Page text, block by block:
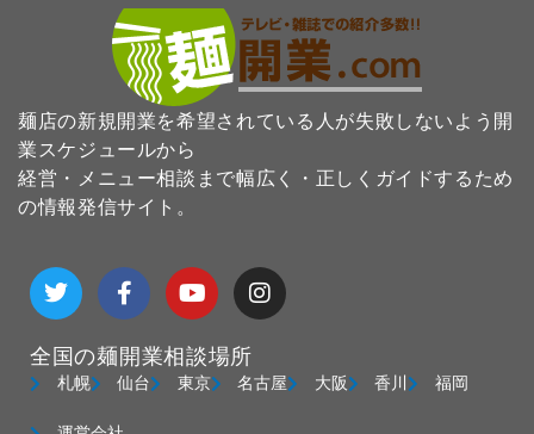
麺店の新規開業を希望されている人が失敗しないよう開
業スケジュールから
経営・メニュー相談まで幅広く・正しくガイドするため
の情報発信サイト。
T
w
i
t
e
F
a
c
b
o
Y
o
u
u
b
I
n
s
g
全国の麺開業相談場所
札幌 仙台 東京 名古屋 大阪 香川 福岡